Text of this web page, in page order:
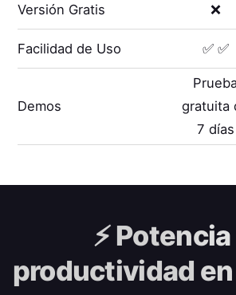
Versión Gratis ❌
Facilidad de Uso ✅ ✅
Demos
Prueba
gratuita
7 días
⚡️Potencia
productividad